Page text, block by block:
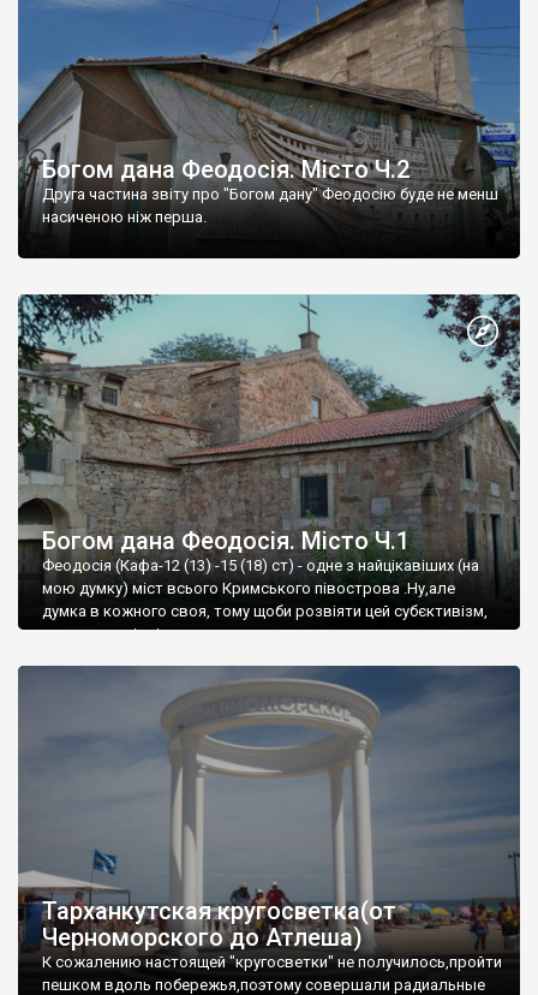
Богом дана Феодосія. Місто Ч.2
Друга частина звіту про "Богом дану" Феодосію буде не менш
насиченою ніж перша.
Богом дана Феодосія. Місто Ч.1
Феодосія (Кафа-12 (13) -15 (18) ст) - одне з найцікавіших (на
мою думку) міст всього Кримського півострова .Ну,але
думка в кожного своя, тому щоби розвіяти цей субєктивізм,
запрошую відвідати це
Тарханкутская кругосветка(от
Черноморского до Атлеша)
К сожалению настоящей "кругосветки" не получилось,пройти
пешком вдоль побережья,поэтому совершали радиальные